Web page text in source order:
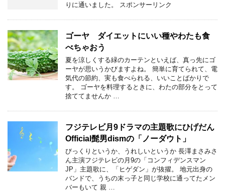
りに通いました。 スポンサーリンク
ゴーヤ ダイエットにいい種やわたも食
べちゃおう
夏を涼しくする緑のカーテンといえば、真っ先にゴ
ーヤが思いうかびますよね。 簡単に育てられて、電
気代の節約、実も食べられる、いいことばかりで
す。 ゴーヤを料理するときに、わたの部分をとって
捨ててませんか …
フジテレビ月9ドラマの主題歌にひげだん
Official髭男dismの「ノーダウト」
びっくりというか、うれしいというか 長澤まさみさ
ん主演フジテレビの月9の「コンフィデンスマン
JP」主題歌に、「ヒゲダン」が抜擢。 地元出身の
バンドで、うちの末っ子と同じ学校に通ってたメン
バーもいて 親 …